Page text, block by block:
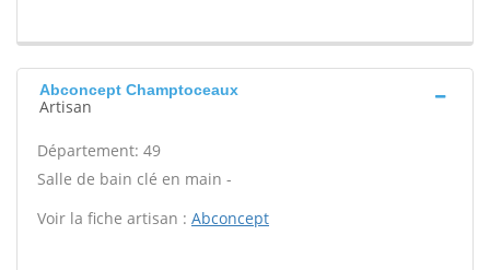
Abconcept Champtoceaux
Artisan
Département: 49
Salle de bain clé en main -
Voir la fiche artisan : Abconcept